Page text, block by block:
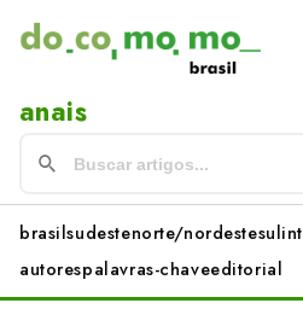
anais
brasilsudestenorte/nordestesulint
autorespalavras-chaveeditorial